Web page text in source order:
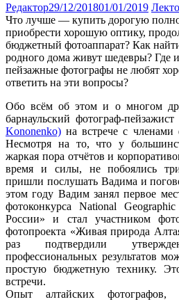
Редактор29/12/201801/01/2019
Что лучше — купить дорогую
приобрести хорошую оптику,
бюджетный фотоаппарат? Как
родного дома живут шедевры? Где
пейзажные фотографы не любят
ответить на эти вопросы?
Обо всём об этом и о многом
барнаульский фотограф-пейзажист
Kononenko) на встрече с
Несмотря на то, что у
жаркая пора отчётов и
время и силы, не побоялись
пришли послушать Вадима и
этом году Вадим занял первое
фотоконкурса National
России» и стал участником
фотопроекта «Живая природа
раз подтвердили
профессиональных результатов
простую бюджетную технику.
встречи.
Опыт алтайских фотографов,